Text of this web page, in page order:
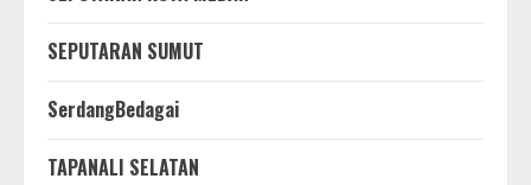
SEPUTARAN SUMUT
SerdangBedagai
TAPANALI SELATAN